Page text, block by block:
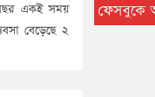
বছর একই সময়
বেড়েছে ২
ফেসবুকে